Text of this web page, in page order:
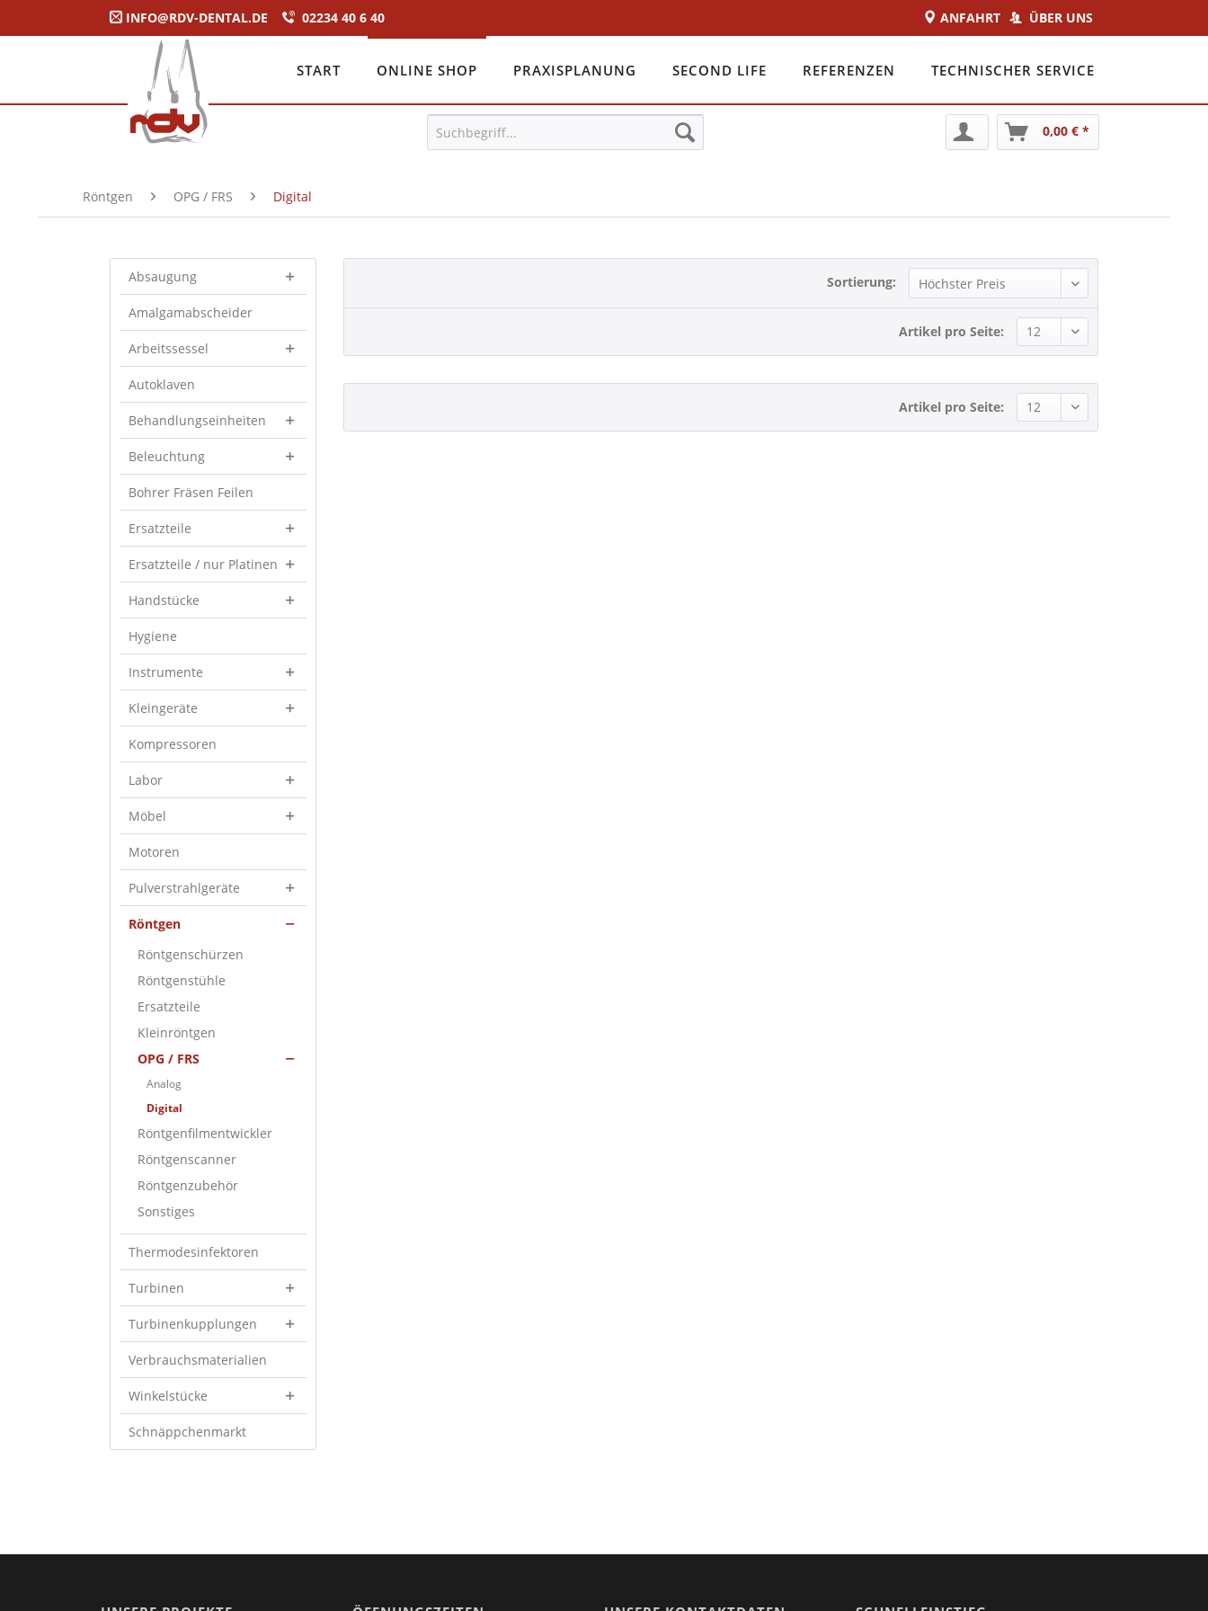
INFO@RDV-DENTAL.DE 02234 40 6 40 ÜBER UNS
ANFAHRT
START ONLINE SHOP PRAXISPLANUNG SECOND LIFE REFERENZEN TECHNISCHER SERVICE
0,00 € *
Röntgen OPG / FRS Digital
Absaugung
Amalgamabscheider
Arbeitssessel
Autoklaven
Behandlungseinheiten
Beleuchtung
Bohrer Fräsen Feilen
Ersatzteile
Ersatzteile / nur Platinen
Handstücke
Hygiene
Instrumente
Kleingeräte
Kompressoren
Labor
Möbel
Motoren
Pulverstrahlgeräte
Röntgen
Röntgenschürzen
Röntgenstühle
Ersatzteile
Kleinröntgen
OPG / FRS
Analog
Digital
Röntgenfilmentwickler
Röntgenscanner
Röntgenzubehör
Sonstiges
Thermodesinfektoren
Turbinen
Turbinenkupplungen
Verbrauchsmaterialien
Winkelstücke
Schnäppchenmarkt
Sortierung:
Artikel pro Seite:
Artikel pro Seite: